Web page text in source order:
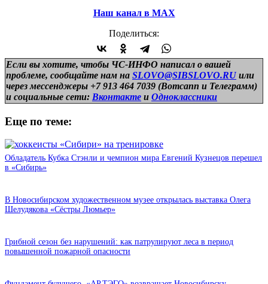
Наш канал в МАХ
Поделиться:
Если вы хотите, чтобы ЧС-ИНФО написал о вашей
проблеме, сообщайте нам на SLOVO@SIBSLOVO.RU или
через мессенджеры +7 913 464 7039 (Вотсапп и Телеграмм)
и социальные сети: Вконтакте и Одноклассники
Еще по теме:
Обладатель Кубка Стэнли и чемпион мира Евгений Кузнецов перешел
в «Сибирь»
В Новосибирском художественном музее открылась выставка Олега
Шелудякова «Сёстры Люмьер»
Грибной сезон без нарушений: как патрулируют леса в период
повышенной пожарной опасности